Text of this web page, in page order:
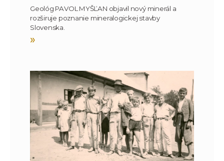
Geológ PAVOL MYŠĽAN objavil nový minerál a
rozširuje poznanie mineralogickej stavby
Slovenska.
»